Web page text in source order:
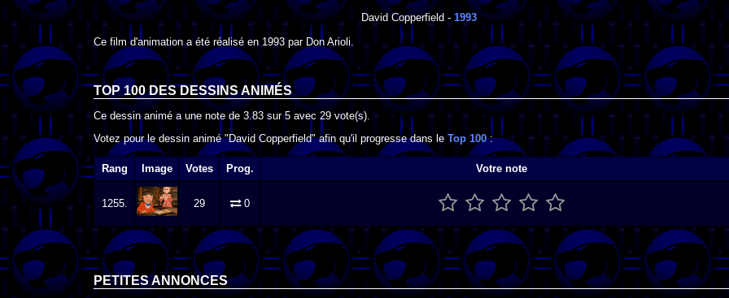
David Copperfield - 1993
Ce film d'animation a été réalisé en1993par Don Arioli.
TOP 100 DESDESSINS ANIMÉS
Ce dessin animé a une note de 3.83 sur5 avec 29 vote(s).
Votez pour le dessin animé "David Copperfield" afin qu'il progresse dans le Top 100:
Rang Image Votes Prog. Votre note
1255. 29 0
PETITES ANNONCES